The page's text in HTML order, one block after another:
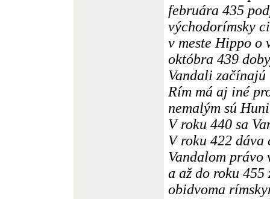
februára 435
východorímsky
v meste Hippo o
októbra 439
Vandali
Rím má aj iné
nemalým sú
V roku 440 sa
V roku 422 dáva
Vandalom
a až do roku
obidvoma